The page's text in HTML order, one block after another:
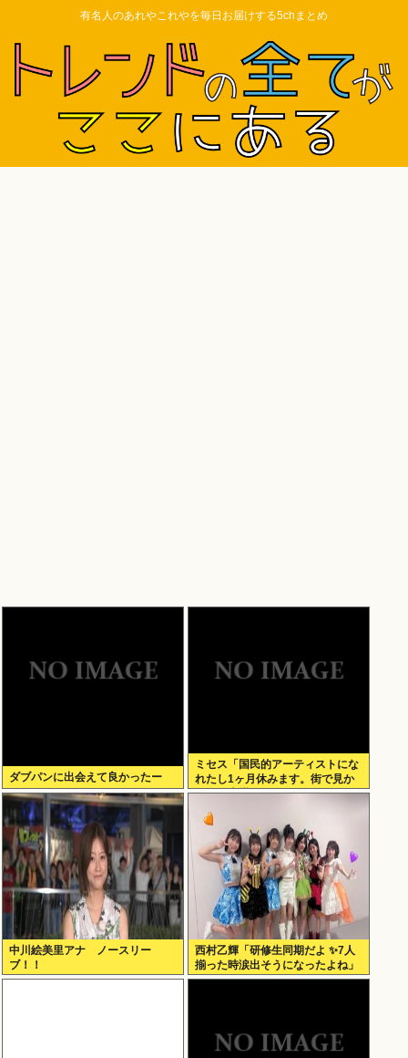
有名人のあれやこれやを毎日お届けする5chまとめ
ダブパンに出会えて良かったー
ミセス「国民的アーティストにな
れたし1ヶ月休みます。街で見か
けても声掛けないでね」
中川絵美里アナ ノースリー
ブ！！
西村乙輝「研修生同期だよ ✨7人
揃った時涙出そうになったよね」